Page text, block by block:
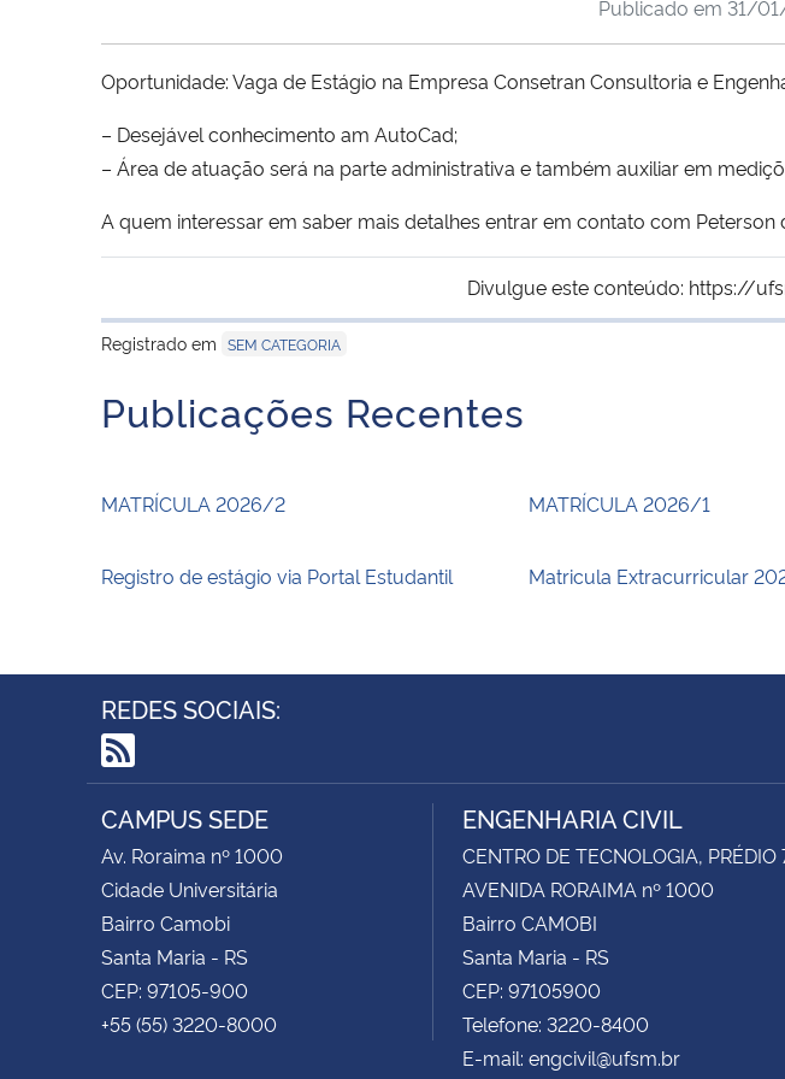
Publicado em 31/
Oportunidade: Vaga de Estágio na Empresa Consetran Consultoria e
– Desejável conhecimento am AutoCad;
– Área de atuação será na parte administrativa e também auxiliar em
A quem interessar em saber mais detalhes entrar em contato com
Divulgue este conteúdo: https://
Registrado em SEM CATEGORIA
Publicações Recentes
MATRÍCULA 2026/2 MATRÍCULA 2026/1
Registro de estágio via Portal Estudantil Matricula Extracurricular
REDES SOCIAIS:
RSS
CAMPUS SEDE
Av. Roraima nº 1000
Cidade Universitária
Bairro Camobi
Santa Maria - RS
CEP: 97105-900
+55 (55) 3220-8000
ENGENHARIA CIVIL
CENTRO DE TECNOLOGIA,
AVENIDA RORAIMA nº 1000
Bairro CAMOBI
Santa Maria - RS
CEP: 97105900
Telefone: 3220-8400
E-mail: engcivil@ufsm.br